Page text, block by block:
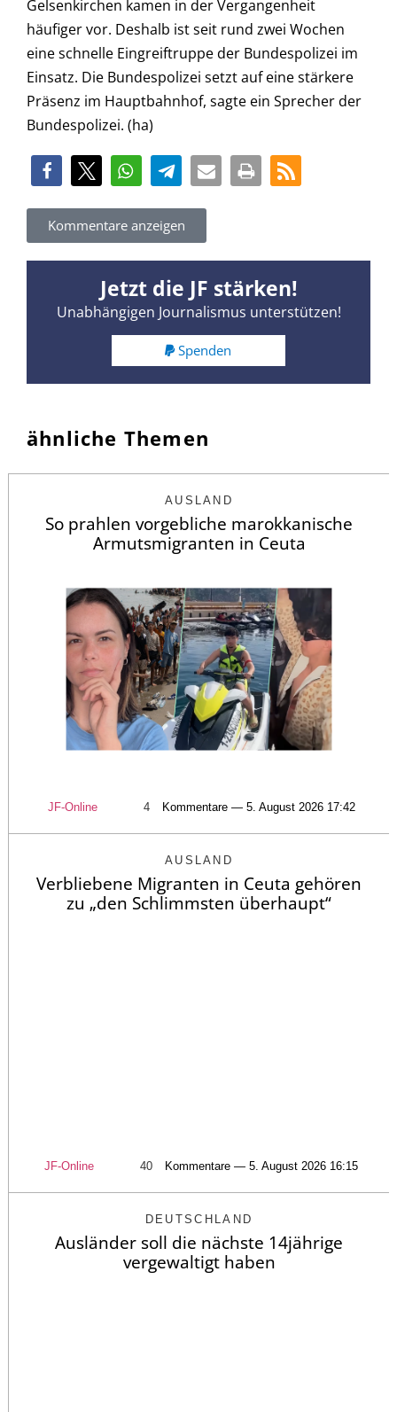
Gelsenkirchen kamen in der Vergangenheit
häufiger vor. Deshalb ist seit rund zwei Wochen
eine schnelle Eingreiftruppe der Bundespolizei im
Einsatz. Die Bundespolizei setzt auf eine stärkere
Präsenz im Hauptbahnhof, sagte ein Sprecher der
Bundespolizei. (ha)
Kommentare anzeigen
Jetzt die JF stärken!
Unabhängigen Journalismus unterstützen!
Spenden
ähnliche Themen
AUSLAND
So prahlen vorgebliche marokkanische
Armutsmigranten in Ceuta
JF-Online 4 Kommentare — 5. August 2026 17:42
AUSLAND
Verbliebene Migranten in Ceuta gehören
zu „den Schlimmsten überhaupt“
JF-Online 40 Kommentare — 5. August 2026 16:15
DEUTSCHLAND
Ausländer soll die nächste 14jährige
vergewaltigt haben